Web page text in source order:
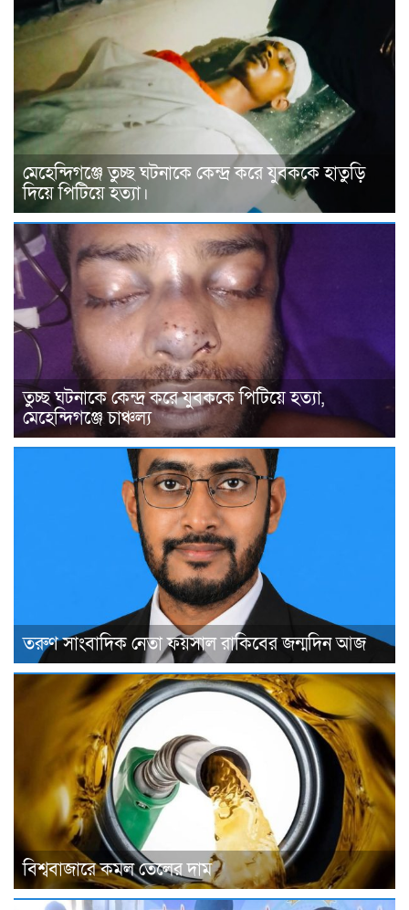
মেহেন্দিগঞ্জে তুচ্ছ ঘটনাকে কেন্দ্র করে যুবককে হাতুড়ি
দিয়ে পিটিয়ে হত্যা।
তুচ্ছ ঘটনাকে কেন্দ্র করে যুবককে পিটিয়ে হত্যা,
মেহেন্দিগঞ্জে চাঞ্চল্য
তরুণ সাংবাদিক নেতা ফয়সাল রাকিবের জন্মদিন আজ
বিশ্ববাজারে কমল তেলের দাম